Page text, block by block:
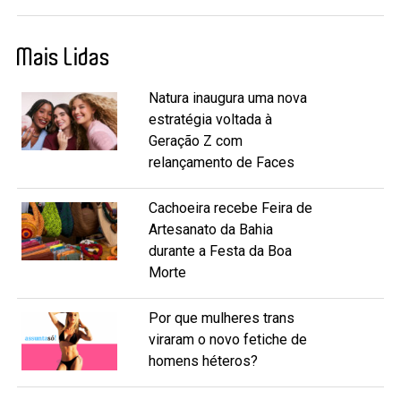
Mais Lidas
Natura inaugura uma nova
estratégia voltada à
Geração Z com
relançamento de Faces
Cachoeira recebe Feira de
Artesanato da Bahia
durante a Festa da Boa
Morte
Por que mulheres trans
viraram o novo fetiche de
homens héteros?